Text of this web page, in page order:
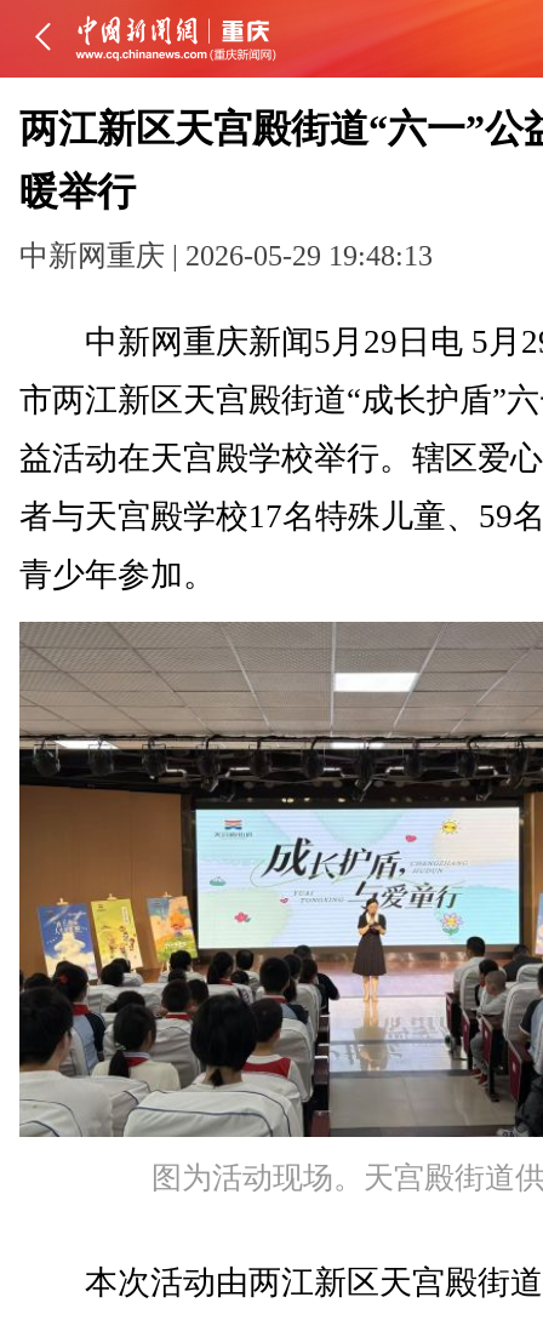
两江新区天宫殿街道“六一”公
暖举行
中新网重庆 | 2026-05-29 19:48:13
中新网重庆新闻5月29日电 5月
市两江新区天宫殿街道“成长护盾”
益活动在天宫殿学校举行。辖区爱
者与天宫殿学校17名特殊儿童、59
青少年参加。
图为活动现场。天宫殿街道
本次活动由两江新区天宫殿街道